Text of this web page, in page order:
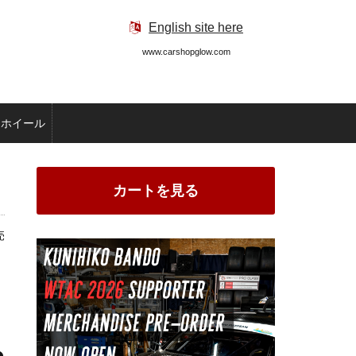
English site here
www.carshopglow.com
ホイール
カートを見る